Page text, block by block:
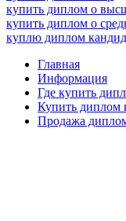
купить диплом о
купить диплом о
куплю диплом
Главная
Информация
Где купить
Купить диплом
Продажа